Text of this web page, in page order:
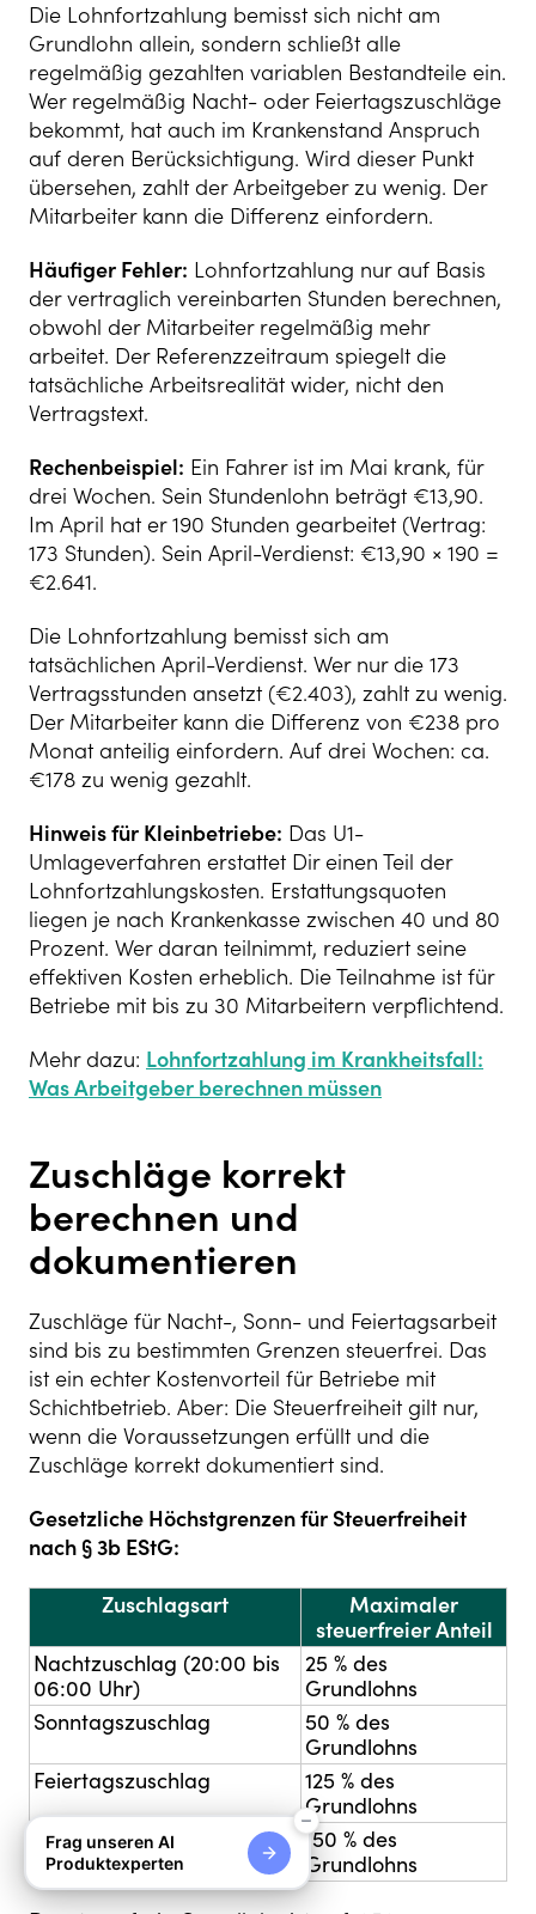
Die Lohnfortzahlung bemisst sich nicht am
Grundlohn allein, sondern schließt alle
regelmäßig gezahlten variablen Bestandteile ein.
Wer regelmäßig Nacht- oder Feiertagszuschläge
bekommt, hat auch im Krankenstand Anspruch
auf deren Berücksichtigung. Wird dieser Punkt
übersehen, zahlt der Arbeitgeber zu wenig. Der
Mitarbeiter kann die Differenz einfordern.
Häufiger Fehler: Lohnfortzahlung nur auf Basis
der vertraglich vereinbarten Stunden berechnen,
obwohl der Mitarbeiter regelmäßig mehr
arbeitet. Der Referenzzeitraum spiegelt die
tatsächliche Arbeitsrealität wider, nicht den
Vertragstext.
Rechenbeispiel: Ein Fahrer ist im Mai krank, für
drei Wochen. Sein Stundenlohn beträgt €13,90.
Im April hat er 190 Stunden gearbeitet (Vertrag:
173 Stunden). Sein April-Verdienst: €13,90 × 190 =
€2.641.
Die Lohnfortzahlung bemisst sich am
tatsächlichen April-Verdienst. Wer nur die 173
Vertragsstunden ansetzt (€2.403), zahlt zu wenig.
Der Mitarbeiter kann die Differenz von €238 pro
Monat anteilig einfordern. Auf drei Wochen: ca.
€178 zu wenig gezahlt.
Hinweis für Kleinbetriebe: Das U1-
Umlageverfahren erstattet Dir einen Teil der
Lohnfortzahlungskosten. Erstattungsquoten
liegen je nach Krankenkasse zwischen 40 und 80
Prozent. Wer daran teilnimmt, reduziert seine
effektiven Kosten erheblich. Die Teilnahme ist für
Betriebe mit bis zu 30 Mitarbeitern verpflichtend.
Mehr dazu: Lohnfortzahlung im Krankheitsfall:
Was Arbeitgeber berechnen müssen
Zuschläge korrekt
berechnen und
dokumentieren
Zuschläge für Nacht-, Sonn- und Feiertagsarbeit
sind bis zu bestimmten Grenzen steuerfrei. Das
ist ein echter Kostenvorteil für Betriebe mit
Schichtbetrieb. Aber: Die Steuerfreiheit gilt nur,
wenn die Voraussetzungen erfüllt und die
Zuschläge korrekt dokumentiert sind.
Gesetzliche Höchstgrenzen für Steuerfreiheit
nach § 3b EStG:
Zuschlagsart
Maximaler
steuerfreier Anteil
Nachtzuschlag (20:00 bis
06:00 Uhr)
25 % des
Grundlohns
Sonntagszuschlag
50 % des
Grundlohns
Feiertagszuschlag
125 % des
Grundlohns
Nacht am Feiertag (0:00
bis 04:00 Uhr)
150 % des
Grundlohns
Frag unseren AI
Produktexperten